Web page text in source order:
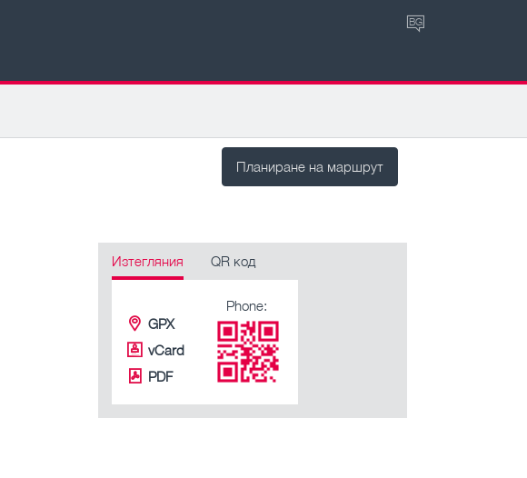
BG
Планиране на маршрут
Изтегляния QR код
GPX
vCard
PDF
Phone: